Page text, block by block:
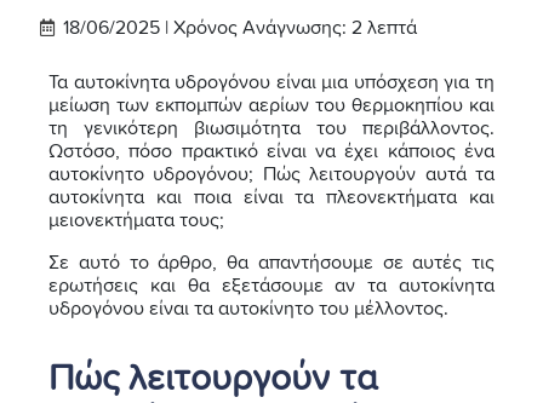
18/06/2025 | Χρόνος Ανάγνωσης: 2 λεπτά
Τα αυτοκίνητα υδρογόνου είναι μια υπόσχεση για τη
μείωση των εκπομπών αερίων του θερμοκηπίου και
τη γενικότερη βιωσιμότητα του περιβάλλοντος.
Ωστόσο, πόσο πρακτικό είναι να έχει κάποιος ένα
αυτοκίνητο υδρογόνου; Πώς λειτουργούν αυτά τα
αυτοκίνητα και ποια είναι τα πλεονεκτήματα και
μειονεκτήματα τους;
Σε αυτό το άρθρο, θα απαντήσουμε σε αυτές τις
ερωτήσεις και θα εξετάσουμε αν τα αυτοκίνητα
υδρογόνου είναι τα αυτοκίνητο του μέλλοντος.
Πώς λειτουργούν τα